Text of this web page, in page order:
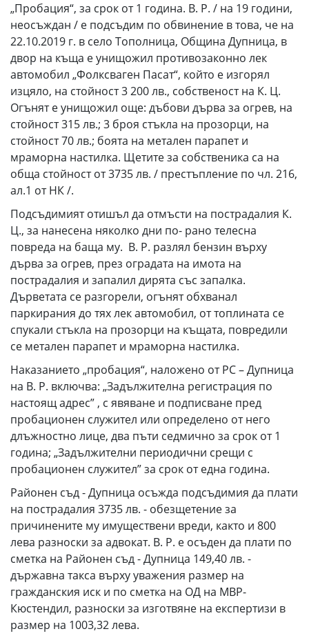
„Пробация“, за срок от 1 година. В. Р. / на 19 години,
неосъждан / е подсъдим по обвинение в това, че на
22.10.2019 г. в село Тополница, Община Дупница, в
двор на къща е унищожил противозаконно лек
автомобил „Фолксваген Пасат“, който е изгорял
изцяло, на стойност 3 200 лв., собственост на К. Ц.
Огънят е унищожил още: дъбови дърва за огрев, на
стойност 315 лв.; 3 броя стъкла на прозорци, на
стойност 70 лв.; боята на метален парапет и
мраморна настилка. Щетите за собственика са на
обща стойност от 3735 лв. / престъпление по чл. 216,
ал.1 от НК /.
Подсъдимият отишъл да отмъсти на пострадалия К.
Ц., за нанесена няколко дни по- рано телесна
повреда на баща му. В. Р. разлял бензин върху
дърва за огрев, през оградата на имота на
пострадалия и запалил дирята със запалка.
Дърветата се разгорели, огънят обхванал
паркирания до тях лек автомобил, от топлината се
спукали стъкла на прозорци на къщата, повредили
се метален парапет и мраморна настилка.
Наказанието „пробация“, наложено от РС – Дупница
на В. Р. включва: „Задължителна регистрация по
настоящ адрес” , с явяване и подписване пред
пробационен служител или определено от него
длъжностно лице, два пъти седмично за срок от 1
година; „Задължителни периодични срещи с
пробационен служител” за срок от една година.
Районен съд - Дупница осъжда подсъдимия да плати
на пострадалия 3735 лв. - обезщетение за
причинените му имуществени вреди, както и 800
лева разноски за адвокат. В. Р. е осъден да плати по
сметка на Районен съд - Дупница 149,40 лв. -
държавна такса върху уважения размер на
гражданския иск и по сметка на ОД на МВР-
Кюстендил, разноски за изготвяне на експертизи в
размер на 1003,32 лева.